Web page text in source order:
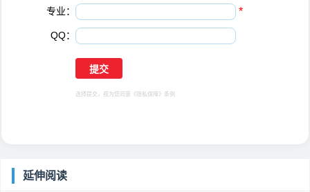
专业： *
QQ：
选择提交，视为您同意 《隐私保障》 条例
延伸阅读